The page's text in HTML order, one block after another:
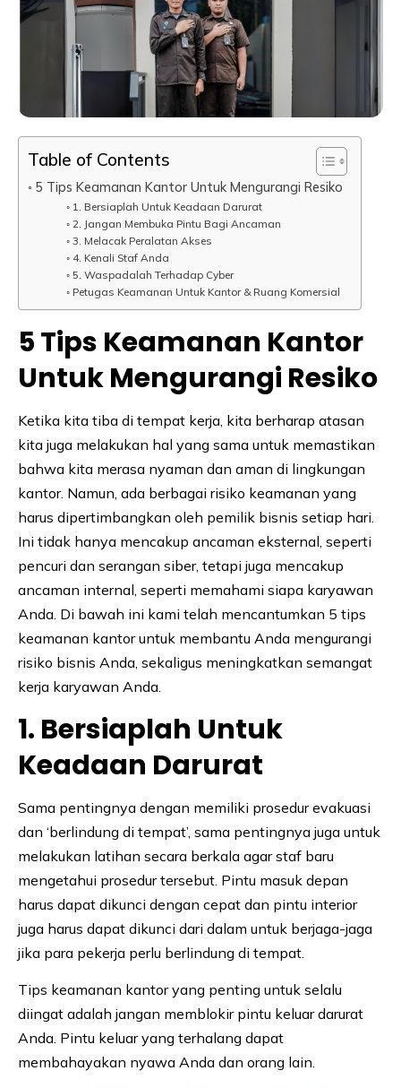
Table of Contents
5 Tips Keamanan Kantor Untuk Mengurangi Resiko
1. Bersiaplah Untuk Keadaan Darurat
2. Jangan Membuka Pintu Bagi Ancaman
3. Melacak Peralatan Akses
4. Kenali Staf Anda
5. Waspadalah Terhadap Cyber
Petugas Keamanan Untuk Kantor & Ruang Komersial
5 Tips Keamanan Kantor
Untuk Mengurangi Resiko
Ketika kita tiba di tempat kerja, kita berharap atasan
kita juga melakukan hal yang sama untuk memastikan
bahwa kita merasa nyaman dan aman di lingkungan
kantor. Namun, ada berbagai risiko keamanan yang
harus dipertimbangkan oleh pemilik bisnis setiap hari.
Ini tidak hanya mencakup ancaman eksternal, seperti
pencuri dan serangan siber, tetapi juga mencakup
ancaman internal, seperti memahami siapa karyawan
Anda. Di bawah ini kami telah mencantumkan 5 tips
keamanan kantor untuk membantu Anda mengurangi
risiko bisnis Anda, sekaligus meningkatkan semangat
kerja karyawan Anda.
1. Bersiaplah Untuk
Keadaan Darurat
Sama pentingnya dengan memiliki prosedur evakuasi
dan ‘berlindung di tempat’, sama pentingnya juga untuk
melakukan latihan secara berkala agar staf baru
mengetahui prosedur tersebut. Pintu masuk depan
harus dapat dikunci dengan cepat dan pintu interior
juga harus dapat dikunci dari dalam untuk berjaga-jaga
jika para pekerja perlu berlindung di tempat.
Tips keamanan kantor yang penting untuk selalu
diingat adalah jangan memblokir pintu keluar darurat
Anda. Pintu keluar yang terhalang dapat
membahayakan nyawa Anda dan orang lain.